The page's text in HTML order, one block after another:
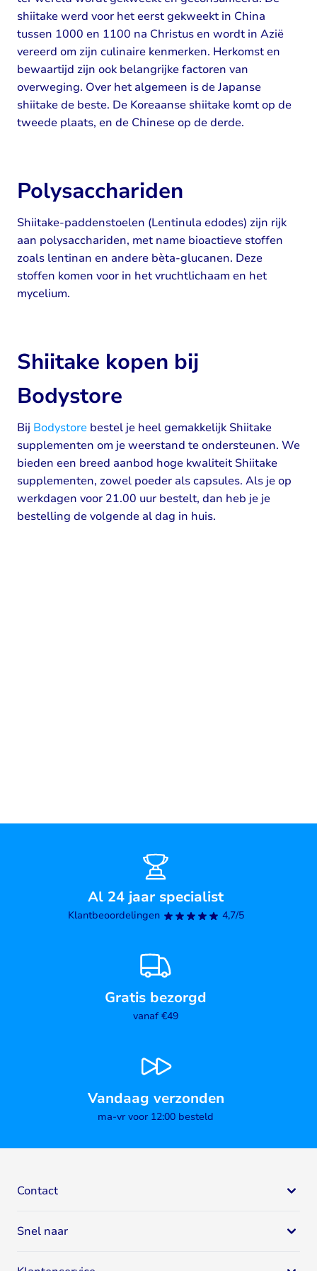
shiitake werd voor het eerst gekweekt in China
tussen 1000 en 1100 na Christus en wordt in Azië
vereerd om zijn culinaire kenmerken. Herkomst en
bewaartijd zijn ook belangrijke factoren van
overweging. Over het algemeen is de Japanse
shiitake de beste. De Koreaanse shiitake komt op de
tweede plaats, en de Chinese op de derde.
Polysacchariden
Shiitake-paddenstoelen (Lentinula edodes) zijn rijk
aan polysacchariden, met name bioactieve stoffen
zoals lentinan en andere bèta-glucanen. Deze
stoffen komen voor in het vruchtlichaam en het
mycelium.
Shiitake kopen bij
Bodystore
Bij Bodystore bestel je heel gemakkelijk Shiitake
supplementen om je weerstand te ondersteunen. We
bieden een breed aanbod hoge kwaliteit Shiitake
supplementen, zowel poeder als capsules. Als je op
werkdagen voor 21.00 uur bestelt, dan heb je je
bestelling de volgende al dag in huis.
Al 24 jaar specialist
Klantbeoordelingen 4,7/5
Gratis bezorgd
vanaf €49
Vandaag verzonden
ma-vr voor 12:00 besteld
Contact
Mail: klantenservice@bodystore.nl
Specialist in gezondheid en fitness
Snel naar